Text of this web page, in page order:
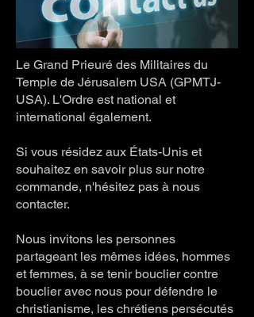
Le Grand Prieuré des Militaires du
Temple de Jérusalem USA (GPMTJ-
USA). L'Ordre est national et
international également.
Si vous résidez aux États-Unis et
souhaitez en savoir plus sur notre
commande, n'hésitez pas à nous
contacter.
Nous invitons les personnes
partageant les mêmes idées, hommes
et femmes, à se tenir bouclier contre
bouclier avec nous pour défendre le
christianisme, les chrétiens persécutés